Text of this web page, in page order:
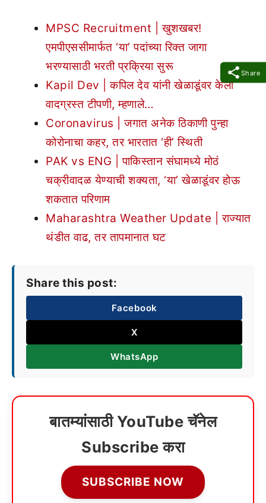
Share
MPSC Recruitment | खुशखबर!
एमपीएससीमार्फत ‘या’ पदांच्या रिक्त जागा
भरण्यासाठी भरती प्रक्रिया सुरू
Kapil Dev | कपिल देव यांनी खेळाडूंवर केली
वादग्रस्त टीपणी, म्हणाले…
Coronavirus | जगात अनेक ठिकाणी पुन्हा
कोरोनाचा कहर, तर भारतात ‘ही’ स्थिती
PAK vs ENG | पाकिस्तान संघामध्ये मोठं
चक्रीवादळ येण्याची शक्यता, ‘या’ खेळाडूंवर होऊ
शकतात परिणाम
Maharashtra Weather Update | राज्यात
थंडीत वाढ, तर तापमानात घट
Share this post:
Facebook
X
WhatsApp
बातम्यांसाठी YouTube चॅनेल
Subscribe करा
SUBSCRIBE NOW